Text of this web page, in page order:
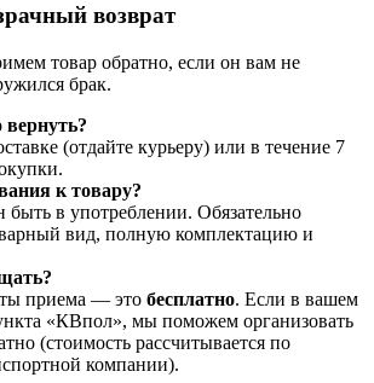
возврат
товар обратно, если он вам не
брак.
(отдайте курьеру) или в течение 7
к товару?
в употреблении. Обязательно
вид, полную комплектацию и
приема — это бесплатно. Если в вашем
«КВпол», мы поможем организовать
(стоимость рассчитывается по
компании).